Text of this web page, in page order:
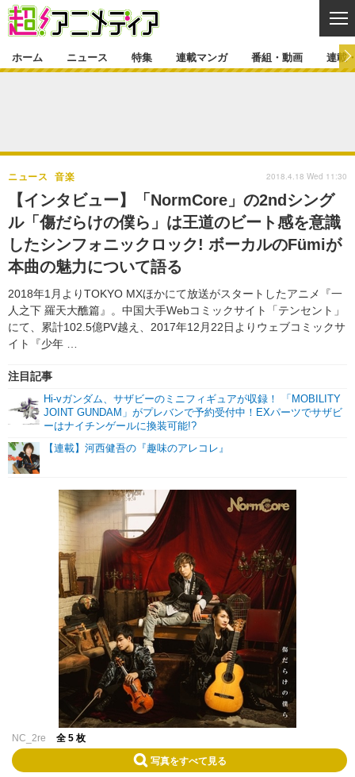
ゲーム・アプリ マンガ
グッズ イベント
声優 コスプレ
特集一覧 カバー
ラキりす
連載マンガ
連載マンガ一覧
番組・動画
番組・動画一覧 ラジオ
動画
連載・ブログ
連載・ブログ一覧
編集部ブログ・お知らせ
ホーム ニュース 特集 連載マンガ 番組・動画 連載
【インタビュー】「NormCore」の2ndシング
ル「傷だらけの僕ら」は王道のビート感を意識
したシンフォニックロック! ボーカルのFümiが
本曲の魅力について語る
2018年1月よりTOKYO MXほかにて放送がスタートしたアニメ『一
人之下 羅天大醮篇』。中国大手Webコミックサイト「テンセント」
にて、累計102.5億PV越え、2017年12月22日よりウェブコミックサ
イト『少年 …
ニュース 音楽
注目記事
Hi-vガンダム、サザビーのミニフィギュアが収録！ 「MOBILITY
JOINT GUNDAM」がプレバンで予約受付中！EXパーツでサザビ
ーはナイチンゲールに換装可能!?
【連載】河西健吾の『趣味のアレコレ』
2018.4.18 Wed 11:30
NC_2re 全 5 枚
写真をすべて見る